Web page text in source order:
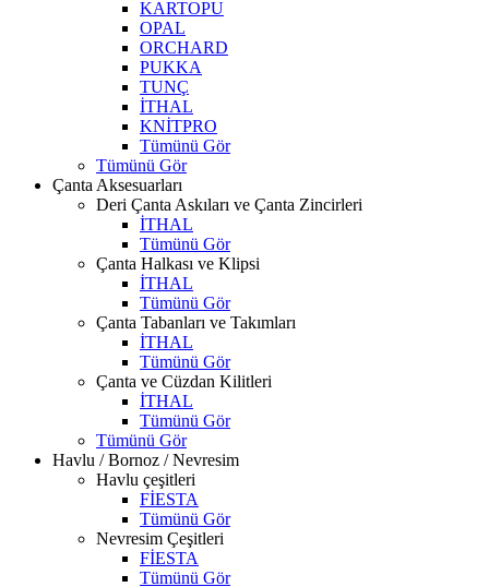
KARTOPU
OPAL
ORCHARD
PUKKA
TUNÇ
İTHAL
KNİTPRO
Tümünü Gör
Tümünü Gör
Çanta Aksesuarları
Deri Çanta Askıları ve Çanta Zincirleri
İTHAL
Tümünü Gör
Çanta Halkası ve Klipsi
İTHAL
Tümünü Gör
Çanta Tabanları ve Takımları
İTHAL
Tümünü Gör
Çanta ve Cüzdan Kilitleri
İTHAL
Tümünü Gör
Tümünü Gör
Havlu / Bornoz / Nevresim
Havlu çeşitleri
FİESTA
Tümünü Gör
Nevresim Çeşitleri
FİESTA
Tümünü Gör